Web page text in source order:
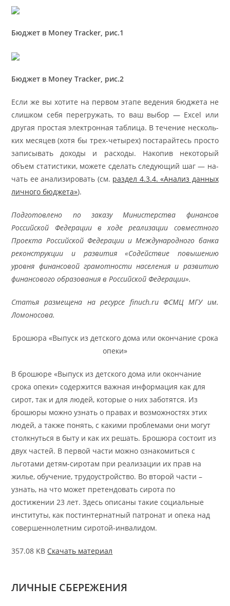
Бюд­жет в Money Tracker, рис.1
Бюд­жет в Money Tracker, рис.2
Если же вы хо­ти­те на пер­вом эта­пе ве­де­ния бюд­же­та не
слиш­ком се­бя пере­гру­жать, то ваш вы­бор — Ex­cel или
дру­гая про­стая элек­трон­ная та­бли­ца. В тече­ние несколь­
ких ме­ся­цев (хо­тя бы трех-четырех) по­ста­райтесь про­сто
за­пи­сы­вать до­хо­ды и рас­хо­ды. На­ко­пив не­ко­то­рый
объем ста­ти­сти­ки, мо­же­те сде­лать сле­ду­ю­щий шаг — на­
чать ее ана­ли­зи­ро­вать (см. раз­дел 4.3.4. «Ана­лиз дан­ных
лич­но­го бюд­же­та»).
Подготовлено по заказу Министерства финансов
Российской Федерации в ходе реализации совместного
Проекта Российской Федерации и Международного банка
реконструкции и развития «Содействие повышению
уровня финансовой грамотности населения и развитию
финансового образования в Российской Федерации».
Статья размещена на ресурсе finuch.ru ФСМЦ МГУ им.
Ломоносова.
Брошюра «Выпуск из детского дома или окончание срока
опеки»
В брошюре «Выпуск из детского дома или окончание
срока опеки» содержится важная информация как для
сирот, так и для людей, которые о них заботятся. Из
брошюры можно узнать о правах и возможностях этих
людей, а также понять, с какими проблемами они могут
столкнуться в быту и как их решать. Брошюра состоит из
двух частей. В первой части можно ознакомиться с
льготами детям-сиротам при реализации их прав на
жилье, обучение, трудоустройство. Во второй части –
узнать, на что может претендовать сирота по
достижении 23 лет. Здесь описаны такие социальные
институты, как постинтернатный патронат и опека над
совершеннолетним сиротой-инвалидом.
357.08 KB Скачать материал
ЛИЧНЫЕ СБЕРЕЖЕНИЯ